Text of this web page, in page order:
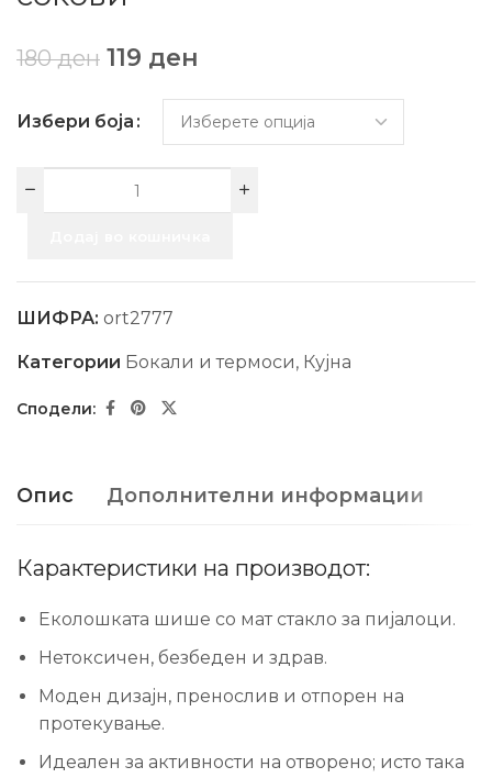
180ден 119 ден
Избери боја
ШИФРА: ort2777
Категории Бокали и термоси, Кујна
Опис Дополнителни информации
Карактеристики на производот:
Еколошката шише со мат стакло за пијалоци.
Нетоксичен, безбеден и здрав.
Моден дизајн, пренослив и отпорен на
протекување.
Идеален за активности на отворено; исто така